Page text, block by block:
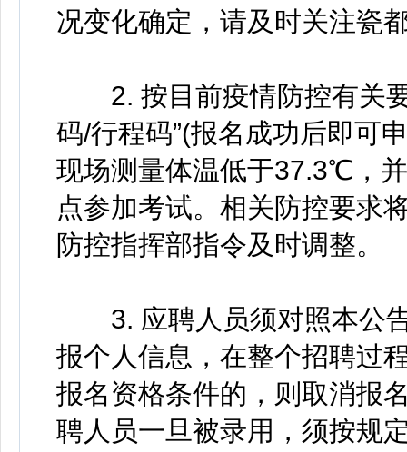
况变化确定，请及时关注瓷
2. 按目前疫情防控有关要
码/行程码”(报名成功后即可
现场测量体温低于37.3℃，
点参加考试。相关防控要求
防控指挥部指令及时调整。
3. 应聘人员须对照本公告
报个人信息，在整个招聘过
报名资格条件的，则取消报
聘人员一旦被录用，须按规